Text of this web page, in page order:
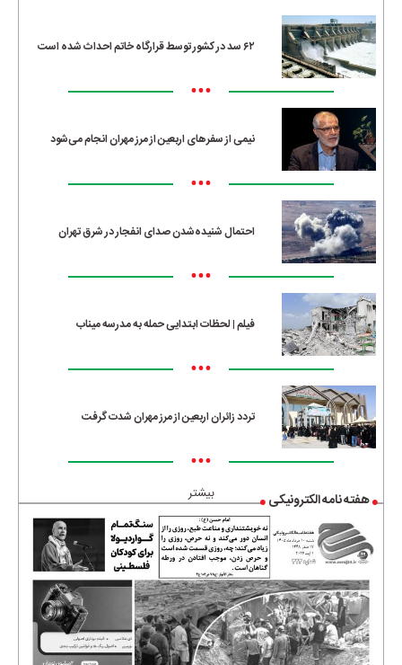
۶۲ سد در کشور توسط قرارگاه خاتم احداث شده است
•••
نیمی از سفرهای اربعین از مرز مهران انجام می‌شود
•••
احتمال شنیده‌شدن صدای انفجار در شرق تهران
•••
فیلم | لحظات ابتدایی حمله به مدرسه میناب
•••
تردد زائران اربعین از مرز مهران شدت گرفت
•••
بیشتر هفته نامه الکترونیکی